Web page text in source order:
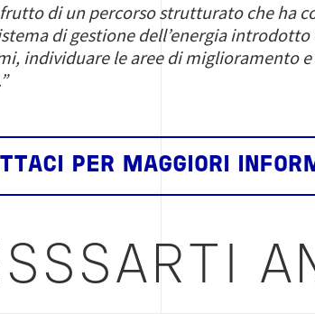
di un percorso strutturato che ha
di gestione dell’energia introdotto
individuare le aree di miglioramento
PER MAGGIORI